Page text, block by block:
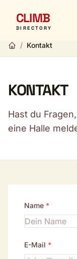
CLIMB
DIRECTORY
/ Kontakt
KONTAKT
Hast du
eine Halle
Name *
E-Mail *